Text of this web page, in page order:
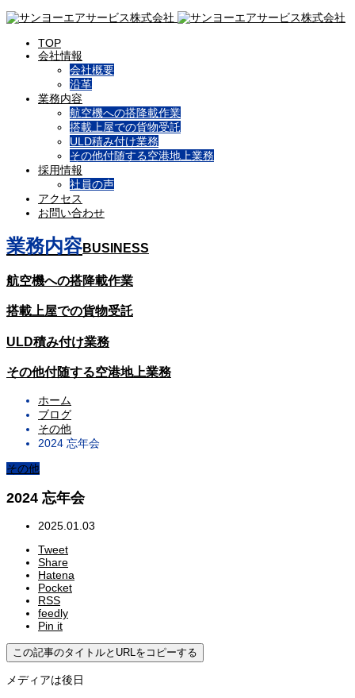
TOP
会社情報
会社概要
沿革
業務内容
航空機への搭降載作業
搭載上屋での貨物受託
ULD積み付け業務
その他付随する空港地上業務
採用情報
社員の声
アクセス
お問い合わせ
業務内容BUSINESS
航空機への搭降載作業
搭載上屋での貨物受託
ULD積み付け業務
その他付随する空港地上業務
ホーム
ブログ
その他
2024 忘年会
その他
2024 忘年会
2025.01.03
Tweet
Share
Hatena
Pocket
RSS
feedly
Pin it
この記事のタイトルとURLをコピーする
メディアは後日